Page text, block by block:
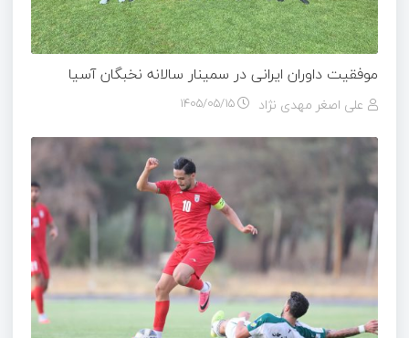
موفقیت داوران ایرانی در سمینار سالانه نخبگان آسیا
علی اصغر مهدی نژاد ۱۴۰۵/۰۵/۱۵